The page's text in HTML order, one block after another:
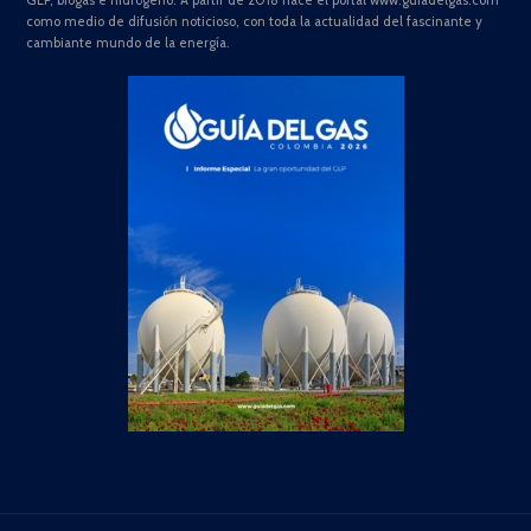
como medio de difusión noticioso, con toda la actualidad del fascinante y
cambiante mundo de la energía.